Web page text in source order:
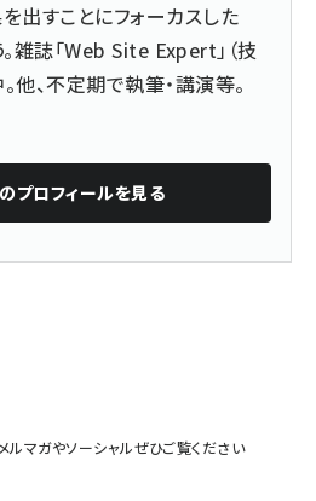
出すことにフォーカスした
雑誌「Web Site Expert」（技
他、不定期で執筆・講演等。
のプロフィールを見る
マガやソーシャルぜひご覧ください